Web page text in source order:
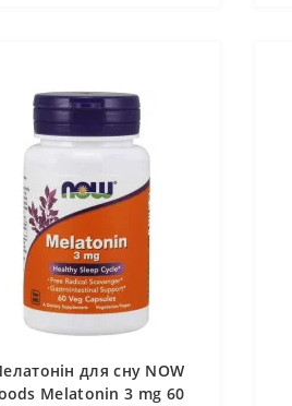
для сну NOW
Melatonin 3 mg 60